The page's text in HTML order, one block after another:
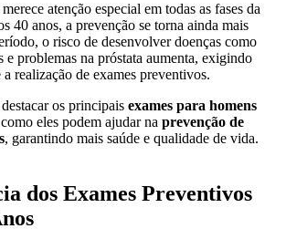
merece atenção especial em todas as fases da
40 anos, a prevenção se torna ainda mais
o risco de desenvolver doenças como
e problemas na próstata aumenta, exigindo
realização de exames preventivos.
os principais exames para homens
eles podem ajudar na prevenção de
, garantindo mais saúde e qualidade de vida.
dos Exames Preventivos